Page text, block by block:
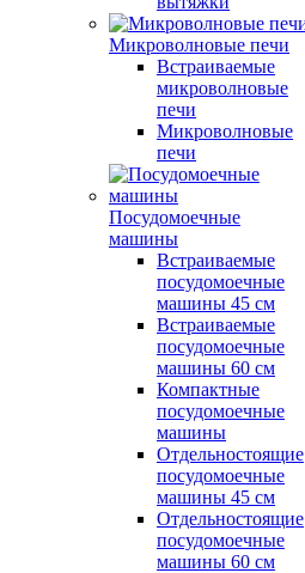
Микроволновые печи
Встраиваемые
микроволновые
печи
Микроволновые
печи
Посудомоечные
машины
Встраиваемые
посудомоечные
машины 45 см
Встраиваемые
посудомоечные
машины 60 см
Компактные
посудомоечные
машины
Отдельностоящие
посудомоечные
машины 45 см
Отдельностоящие
посудомоечные
машины 60 см